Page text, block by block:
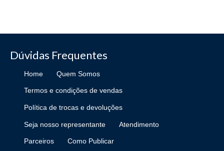
Dúvidas Frequentes
Home Quem Somos
Termos e condições de vendas
Política de trocas e devoluções
Seja nosso representante Atendimento
Parceiros Como Publicar